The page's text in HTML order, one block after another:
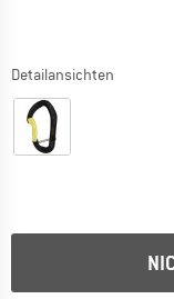
Detailansichten